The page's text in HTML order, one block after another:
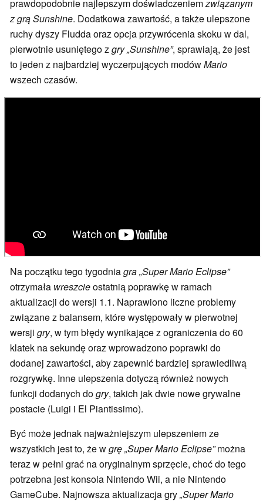
prawdopodobnie najlepszym doświadczeniemzwiązanym
z grą Sunshine. Dodatkowa zawartość, a także ulepszone
ruchy dyszy Fludda oraz opcja przywrócenia skoku w dal,
pierwotnie usuniętego zgry „Sunshine”, sprawiają, że jest
to jeden z najbardziej wyczerpujących modówMario
wszech czasów.
Na początku tego tygodniagra „Super Mario Eclipse”
otrzymała wreszcieostatnią poprawkę w ramach
aktualizacji do wersji 1.1. Naprawiono liczne problemy
związane z balansem, które występowały w pierwotnej
wersji gry, w tym błędy wynikające z ograniczenia do 60
klatek na sekundę oraz wprowadzono poprawki do
dodanej zawartości, aby zapewnić bardziej sprawiedliwą
rozgrywkę. Inne ulepszenia dotyczą również nowych
funkcji dodanych dogry, takich jak dwie nowe grywalne
postacie (Luigi i El Piantissimo).
Być może jednak najważniejszym ulepszeniem ze
wszystkich jest to, że wgrę „Super Mario Eclipse”można
teraz w pełni grać na oryginalnym sprzęcie, choć do tego
potrzebna jest konsola Nintendo Wii, a nie Nintendo
GameCube. Najnowsza aktualizacja gry„Super Mario